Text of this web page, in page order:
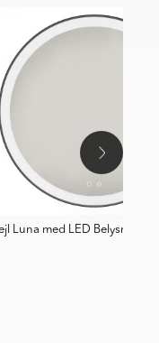
Luna med LED Belysning